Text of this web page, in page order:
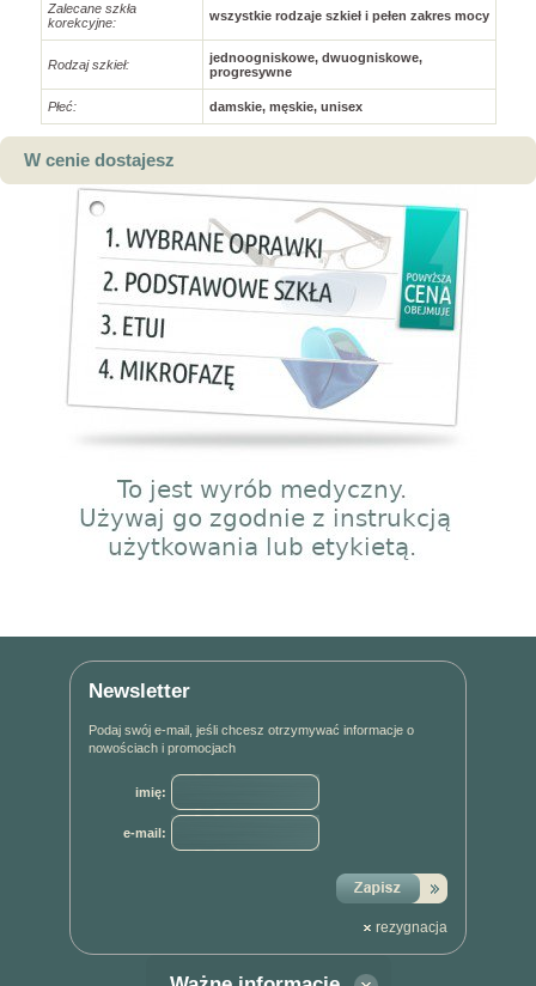
Zalecane szkła
korekcyjne:
wszystkie rodzaje szkieł i pełen zakres mocy
Rodzaj szkieł:
jednoogniskowe, dwuogniskowe,
progresywne
Płeć: damskie, męskie, unisex
W cenie dostajesz
Newsletter
Podaj swój e-mail, jeśli chcesz otrzymywać informacje o
nowościach i promocjach
imię:
e-mail:
rezygnacja